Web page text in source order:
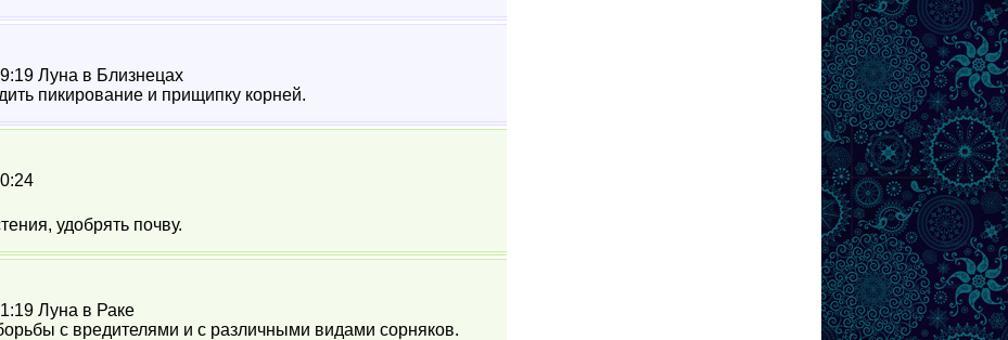
Луна в Близнецах
пикирование и прищипку корней.
удобрять почву.
Луна в Раке
с вредителями и с различными видами сорняков.